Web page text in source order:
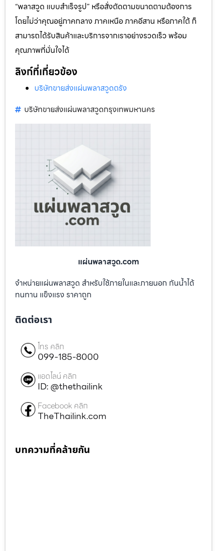
“พลาสวูด แบบสำเร็จรูป” หรือสั่งตัดตามขนาดตามต้องการ
โดยไม่ว่าคุณอยู่ภาคกลาง ภาคเหนือ ภาคอีสาน หรือภาคใต้ ก็
สามารถได้รับสินค้าและบริการจากเราอย่างรวดเร็ว พร้อม
คุณภาพที่มั่นใจได้
ลิงก์ที่เกี่ยวข้อง
บริษัทขายส่งแผ่นพลาสวูดตรัง
บริษัทขายส่งแผ่นพลาสวูดกรุงเทพมหานคร
แผ่นพลาสวูด.com
จำหน่ายแผ่นพลาสวูด สำหรับใช้ภายในและภายนอก กันน้ำได้
ทนทาน แข็งแรง ราคาถูก
ติดต่อเรา
โทร คลิก
099-185-8000
แอดไลน์ คลิก
ID: @thethailink
Facebook คลิก
TheThailink.com
บทความที่คล้ายกัน